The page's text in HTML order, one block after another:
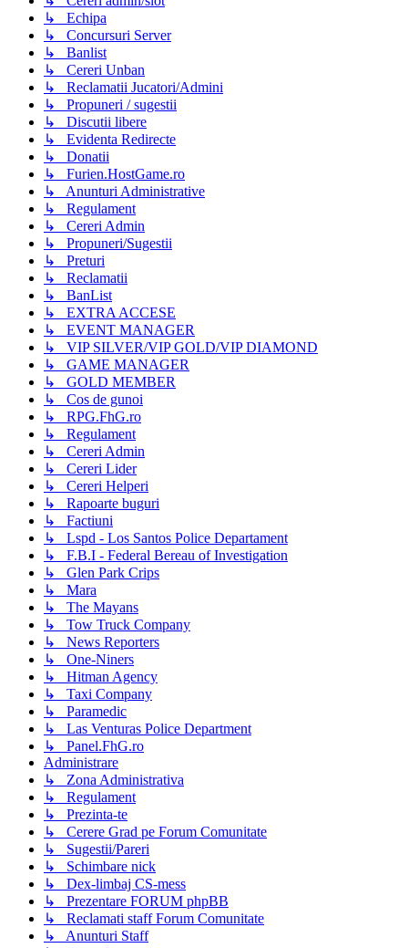
↳ Echipa
↳ Concursuri Server
↳ Banlist
↳ Cereri Unban
↳ Reclamatii Jucatori/Admini
↳ Propuneri / sugestii
↳ Discutii libere
↳ Evidenta Redirecte
↳ Donatii
↳ Furien.HostGame.ro
↳ Anunturi Administrative
↳ Regulament
↳ Cereri Admin
↳ Propuneri/Sugestii
↳ Preturi
↳ Reclamatii
↳ BanList
↳ EXTRA ACCESE
↳ EVENT MANAGER
↳ VIP SILVER/VIP GOLD/VIP DIAMOND
↳ GAME MANAGER
↳ GOLD MEMBER
↳ Cos de gunoi
↳ RPG.FhG.ro
↳ Regulament
↳ Cereri Admin
↳ Cereri Lider
↳ Cereri Helperi
↳ Rapoarte buguri
↳ Factiuni
↳ Lspd - Los Santos Police Departament
↳ F.B.I - Federal Bereau of Investigation
↳ Glen Park Crips
↳ Mara
↳ The Mayans
↳ Tow Truck Company
↳ News Reporters
↳ One-Niners
↳ Hitman Agency
↳ Taxi Company
↳ Paramedic
↳ Las Venturas Police Department
↳ Panel.FhG.ro
Administrare
↳ Zona Administrativa
↳ Regulament
↳ Prezinta-te
↳ Cerere Grad pe Forum Comunitate
↳ Sugestii/Pareri
↳ Schimbare nick
↳ Dex-limbaj CS-mess
↳ Prezentare FORUM phpBB
↳ Reclamati staff Forum Comunitate
↳ Anunturi Staff